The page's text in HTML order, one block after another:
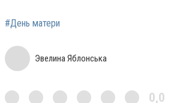
#День матери
Эвелина Яблонська
0,0